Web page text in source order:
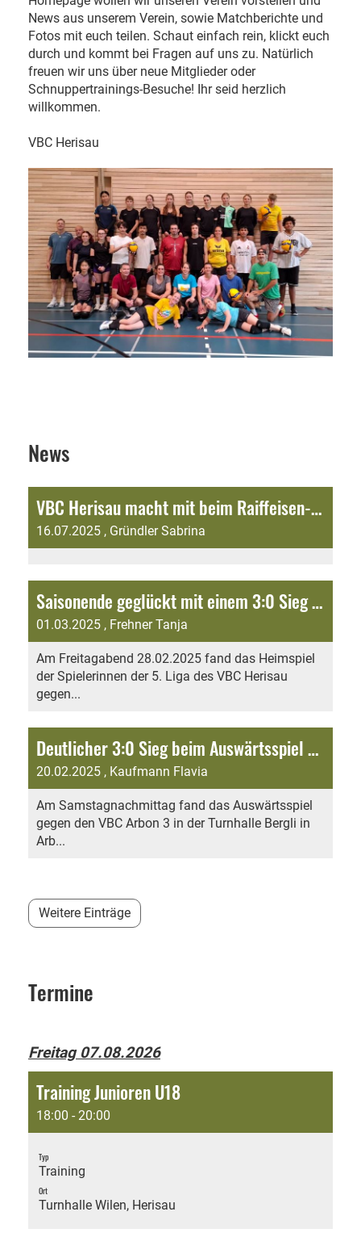
News aus unserem Verein, sowie Matchberichte und
Fotos mit euch teilen. Schaut einfach rein, klickt euch
durch und kommt bei Fragen auf uns zu. Natürlich
freuen wir uns über neue Mitglieder oder
Schnuppertrainings-Besuche! Ihr seid herzlich
willkommen.
VBC Herisau
News
VBC Herisau macht mit beim Raiffeisen-Crowdfunding Lokalhelden
16.07.2025 , Gründler Sabrina
Saisonende geglückt mit einem 3:0 Sieg gegen den VBC Arbon 3
01.03.2025 , Frehner Tanja
Am Freitagabend 28.02.2025 fand das Heimspiel
der Spielerinnen der 5. Liga des VBC Herisau
gegen...
Deutlicher 3:0 Sieg beim Auswärtsspiel gegen Arbon
20.02.2025 , Kaufmann Flavia
Am Samstagnachmittag fand das Auswärtsspiel
gegen den VBC Arbon 3 in der Turnhalle Bergli in
Arb...
Weitere Einträge
Termine
Freitag 07.08.2026
Training Junioren U18
18:00 - 20:00
Typ
Training
Ort
Turnhalle Wilen, Herisau